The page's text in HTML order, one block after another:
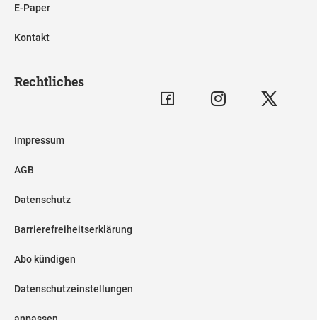
E-Paper
Kontakt
Rechtliches
Impressum
AGB
Datenschutz
Barrierefreiheitserklärung
Abo kündigen
Datenschutzeinstellungen